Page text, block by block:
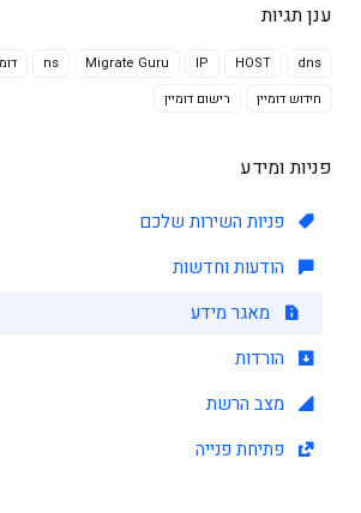
ענן תגיות
dns
HOST
IP
Migrate Guru
ns
חידוש דומיין
רישום דומיין
פניות ומידע
פניות השירות שלכם
הודעות וחדשות
מאגר מידע
הורדות
מצב הרשת
פתיחת פנייה